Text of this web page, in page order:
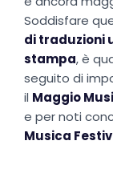
Soddisfare
di traduzioni
stampa, è
seguito di
il Maggio
e per noti
Musica